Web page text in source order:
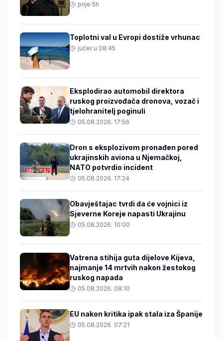
prije 5h
Toplotni val u Evropi dostiže vrhunac
jučer u 08:45
Eksplodirao automobil direktora
ruskog proizvođača dronova, vozač i
tjelohranitelj poginuli
05.08.2026. 17:56
Dron s eksplozivom pronađen pored
ukrajinskih aviona u Njemačkoj,
NATO potvrdio incident
05.08.2026. 17:24
Obavještajac tvrdi da će vojnici iz
Sjeverne Koreje napasti Ukrajinu
05.08.2026. 10:00
Vatrena stihija guta dijelove Kijeva,
najmanje 14 mrtvih nakon žestokog
ruskog napada
05.08.2026. 08:10
EU nakon kritika ipak stala iza Španije
05.08.2026. 07:21